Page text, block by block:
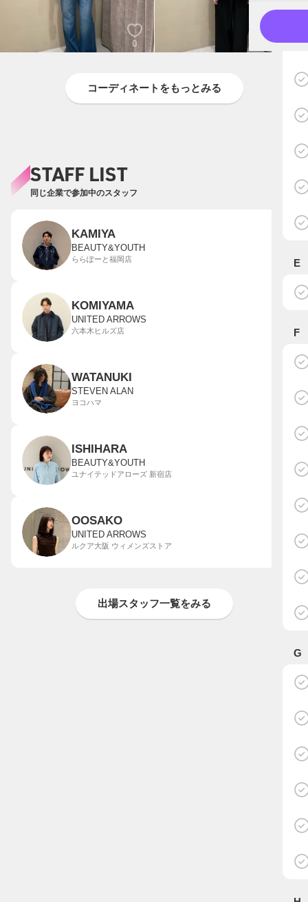
E
F
G
0 0
コーディネートをもっとみる
STAFF LIST
同じ企業で参加中のスタッフ
KAMIYA
BEAUTY&YOUTH
ららぽーと福岡店
KOMIYAMA
UNITED ARROWS
六本木ヒルズ店
WATANUKI
STEVEN ALAN
ヨコハマ
ISHIHARA
BEAUTY&YOUTH
ユナイテッドアローズ 新宿店
OOSAKO
UNITED ARROWS
ルクア大阪 ウィメンズストア
出場スタッフ一覧をみる